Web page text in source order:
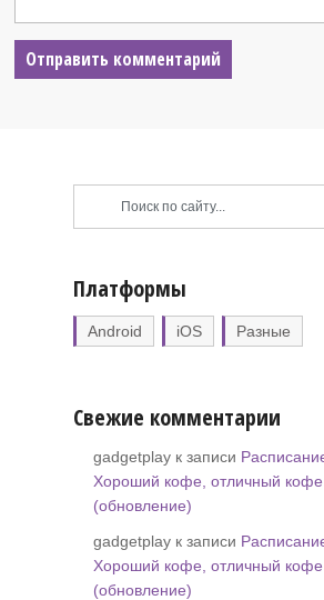
Платформы
Android iOS Разные
Свежие комментарии
gadgetplay к записи
Хороший кофе, отличный
(обновление)
gadgetplay к записи
Хороший кофе, отличный
(обновление)